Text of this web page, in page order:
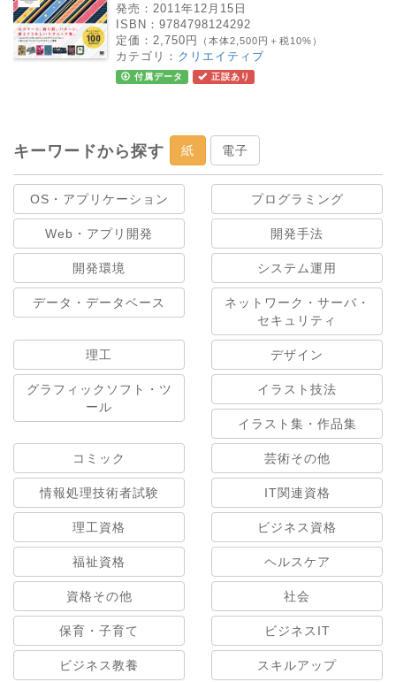
発売： 2011年12月15日
ISBN： 9784798124292
定価： 2,750円 （本体2,500円＋税10%）
カテゴリ： クリエイティブ
付属データ 正誤あり
キーワードから探す 紙 電子
OS・アプリケーション プログラミング
Web・アプリ開発 開発手法
開発環境 システム運用
データ・データベース
ネットワーク・サーバ・
セキュリティ
理工 デザイン
グラフィックソフト・ツ
ール
イラスト技法
イラスト集・作品集
コミック 芸術その他
情報処理技術者試験 IT関連資格
理工資格 ビジネス資格
福祉資格 ヘルスケア
資格その他 社会
保育・子育て ビジネスIT
ビジネス教養 スキルアップ